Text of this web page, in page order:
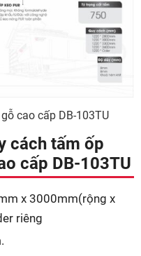
cao cấp DB-103TU
cách tấm ốp
cấp DB-103TU
x 3000mm(rộng x
riêng